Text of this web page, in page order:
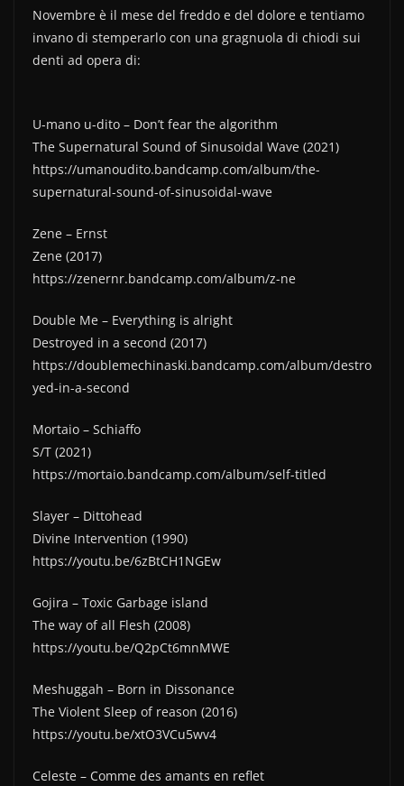
e
b
o
k
er di
vi
di
Novembre è il mese del freddo e del dolore e tentiamo
invano di stemperarlo con una gragnuola di chiodi sui
denti ad opera di:
U-mano u-dito – Don’t fear the algorithm
The Supernatural Sound of Sinusoidal Wave (2021)
https://umanoudito.bandcamp.com/album/the-
supernatural-sound-of-sinusoidal-wave
Zene – Ernst
Zene (2017)
https://zenernr.bandcamp.com/album/z-ne
Double Me – Everything is alright
Destroyed in a second (2017)
https://doublemechinaski.bandcamp.com/album/destro
yed-in-a-second
Mortaio – Schiaffo
S/T (2021)
https://mortaio.bandcamp.com/album/self-titled
Slayer – Dittohead
Divine Intervention (1990)
https://youtu.be/6zBtCH1NGEw
Gojira – Toxic Garbage island
The way of all Flesh (2008)
https://youtu.be/Q2pCt6mnMWE
Meshuggah – Born in Dissonance
The Violent Sleep of reason (2016)
https://youtu.be/xtO3VCu5wv4
Celeste – Comme des amants en reflet